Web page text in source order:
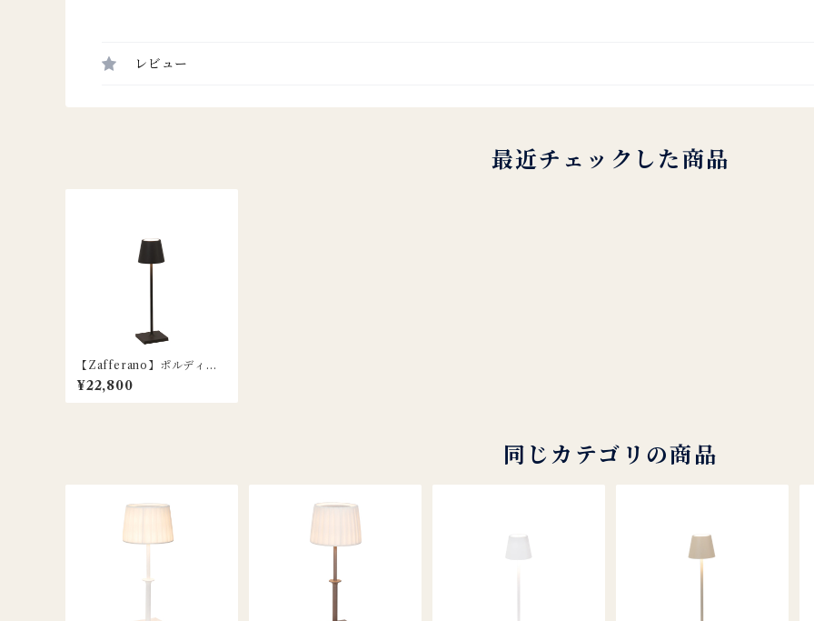
レビュー
最近チェックした商品
【Zafferano】ポルディー
ナ マイクロ ポータブルラン
プ / ブラック
¥22,800
同じカテゴリの商品